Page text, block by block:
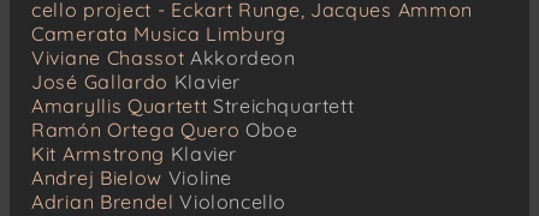
cello project - Eckart Runge, Jacques Ammon
Camerata Musica Limburg
Viviane Chassot Akkordeon
José Gallardo Klavier
Amaryllis Quartett Streichquartett
Ramón Ortega Quero Oboe
Kit Armstrong Klavier
Andrej Bielow Violine
Adrian Brendel Violoncello